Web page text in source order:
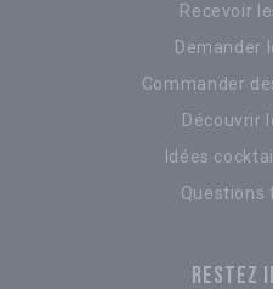
Recevoir
Demander
Commander
Découvrir
Idées
Questions
RESTEZ